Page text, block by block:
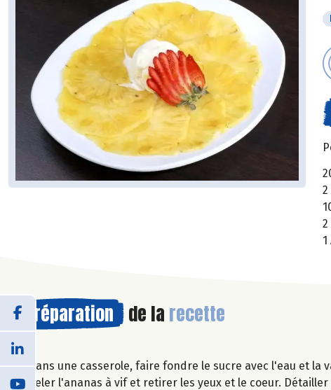
Préparation de la recette
Dans une casserole, faire fondre le sucre avec l'eau et
Peler l'ananas à vif et retirer les yeux et le coeur.